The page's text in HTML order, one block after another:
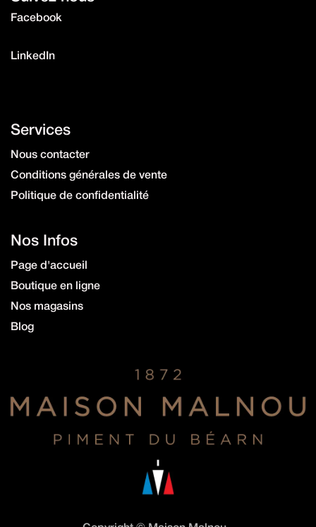
Facebook
LinkedIn
Services
Nous contacter
Conditions générales de vente
Politique de confidentialité
Nos Infos
Page d'accueil
Boutique en ligne
Nos magasins
Blog